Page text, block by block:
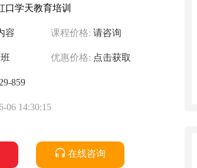
口学天教育培训
容 课程价格: 请咨询
优惠价格: 点击获取
859
06 14:30:15
在线咨询